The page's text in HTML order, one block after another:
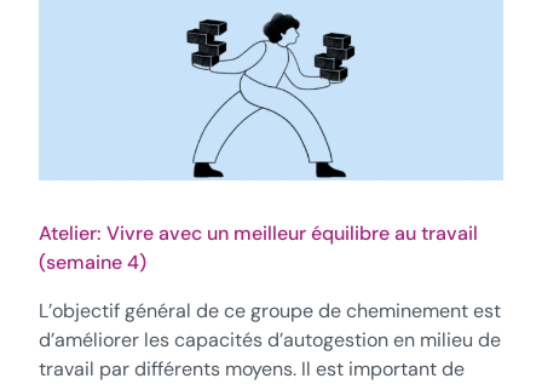
Atelier: Vivre avec un meilleur équilibre au travail
(semaine 4)
L’objectif général de ce groupe de cheminement est
d’améliorer les capacités d’autogestion en milieu de
travail par différents moyens. Il est important de